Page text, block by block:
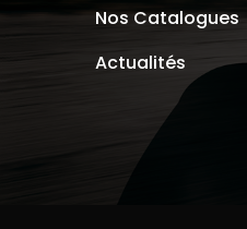
Nos Catalogues
Actualités